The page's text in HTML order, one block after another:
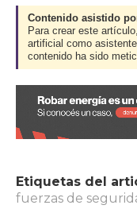
Contenido asistido
Para crear este
artificial como
contenido ha sido
Etiquetas del
fuerzas de